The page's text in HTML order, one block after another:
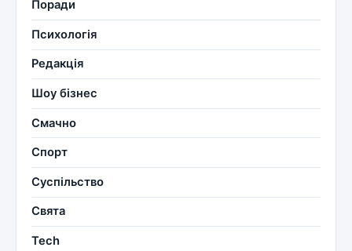
Поради
Психологія
Редакція
Шоу бізнес
Смачно
Спорт
Суспільство
Свята
Tech